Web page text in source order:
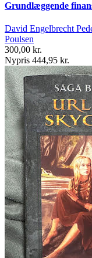
Grundlæggende
David Engelbrecht
Poulsen
300,00 kr.
Nypris 444,95 kr.